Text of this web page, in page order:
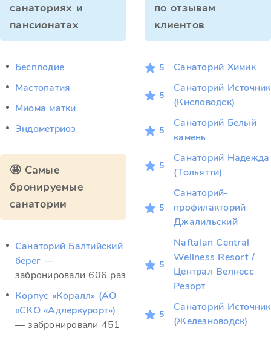
санаториях и
пансионатах
Бесплодие
Мастопатия
Миома матки
Эндометриоз
🤩 Самые
бронируемые
санатории
Санаторий Балтийский
берег —
забронировали 606 раз
Корпус «Коралл» (АО
«СКО «Адлеркурорт»)
— забронировали 451
по отзывам
клиентов
5 Санаторий Химик
5
Санаторий Источник
(Кисловодск)
5
Санаторий Белый
камень
5
Санаторий Надежда
(Тольятти)
5
Санаторий-
профилакторий
Джалильский
5
Naftalan Central
Wellness Resort /
Централ Велнесс
Резорт
5
Санаторий Источник
(Железноводск)